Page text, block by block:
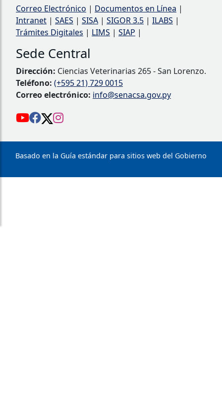
Correo Electrónico | Documentos en Línea |
Intranet | SAES | SISA | SIGOR 3.5 | ILABS |
Trámites Digitales | LIMS | SIAP |
Sede Central
Dirección: Ciencias Veterinarias 265 - San Lorenzo.
Teléfono: (+595 21) 729 0015
Correo electrónico: info@senacsa.gov.py
Basado en la Guía estándar para sitios web del Gobierno